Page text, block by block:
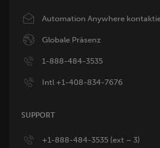
ImageAutomation Anywhere
ImageGlobale Präsenz
Image1-888-484-3535
ImageIntl +1-408-834-7676
SUPPORT
Image +1-888-484-3535 (ext – 3)